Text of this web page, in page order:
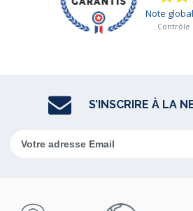
S’INSCRIRE À LA